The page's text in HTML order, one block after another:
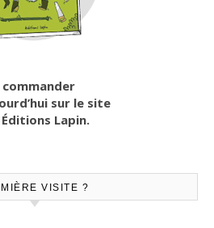
commander
sur le site
Lapin.
VISITE ?